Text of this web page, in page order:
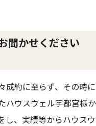
聞かせください
成約に至らず、その時に
ハウスウェル宇都宮様か
し、実績等からハウスウ